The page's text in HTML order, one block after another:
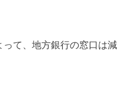
て、地方銀行の窓口は減